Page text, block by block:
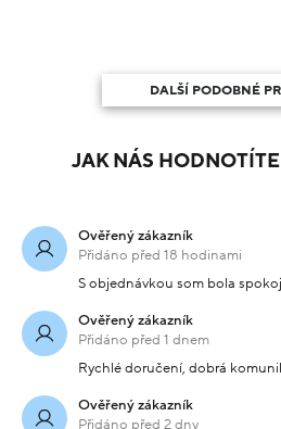
DALŠÍ PODOBNÉ
JAK NÁS
Ověřený zákazník
Přidáno před 18 hodinami
S objednávkou som bola
Ověřený zákazník
Přidáno před 1 dnem
Rychlé doručení, dobrá
Ověřený zákazník
Přidáno před 2 dny